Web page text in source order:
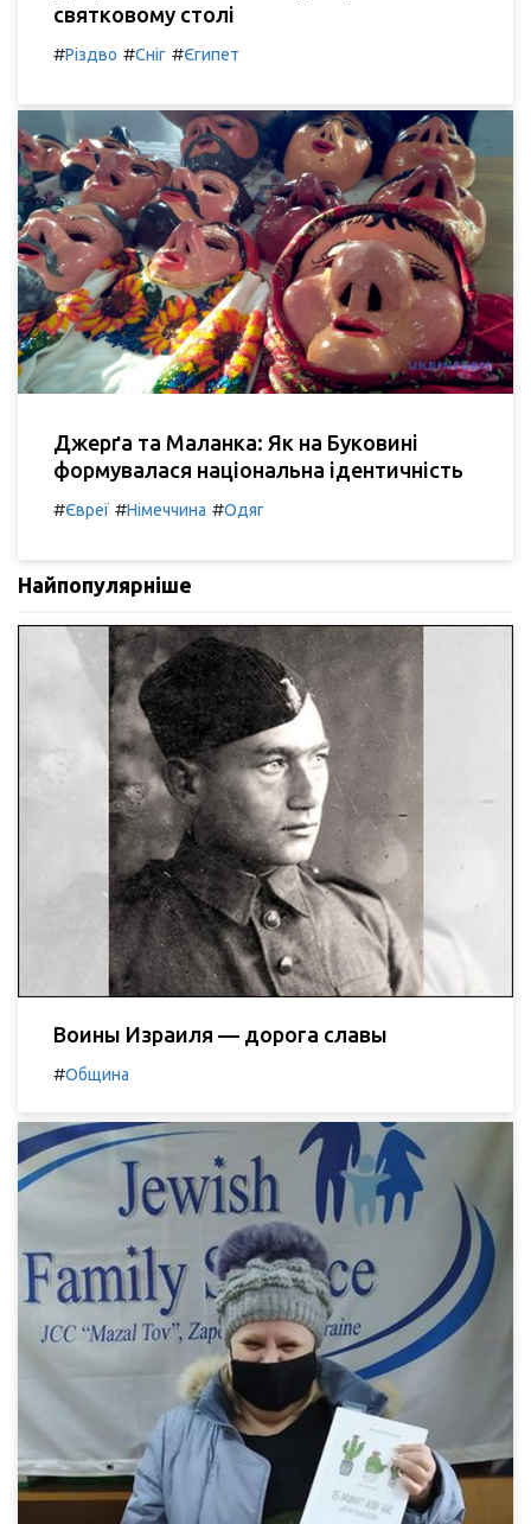
святковому столі
#Різдво #Сніг #Єгипет
Джерґа та Маланка: Як на Буковині
формувалася національна ідентичність
#Євреї #Німеччина #Одяг
Найпопулярніше
Воины Израиля — дорога славы
#Община